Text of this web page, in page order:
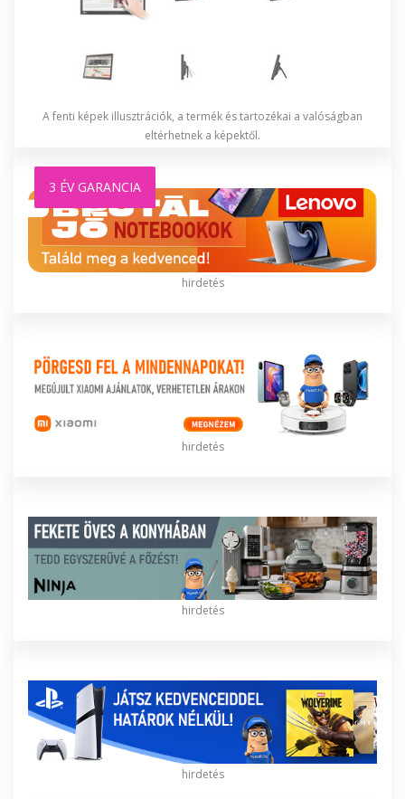
3 ÉV GARANCIA
A fenti képek illusztrációk, a termék és tartozékai a valóságban
eltérhetnek a képektől.
hirdetés
hirdetés
hirdetés
hirdetés